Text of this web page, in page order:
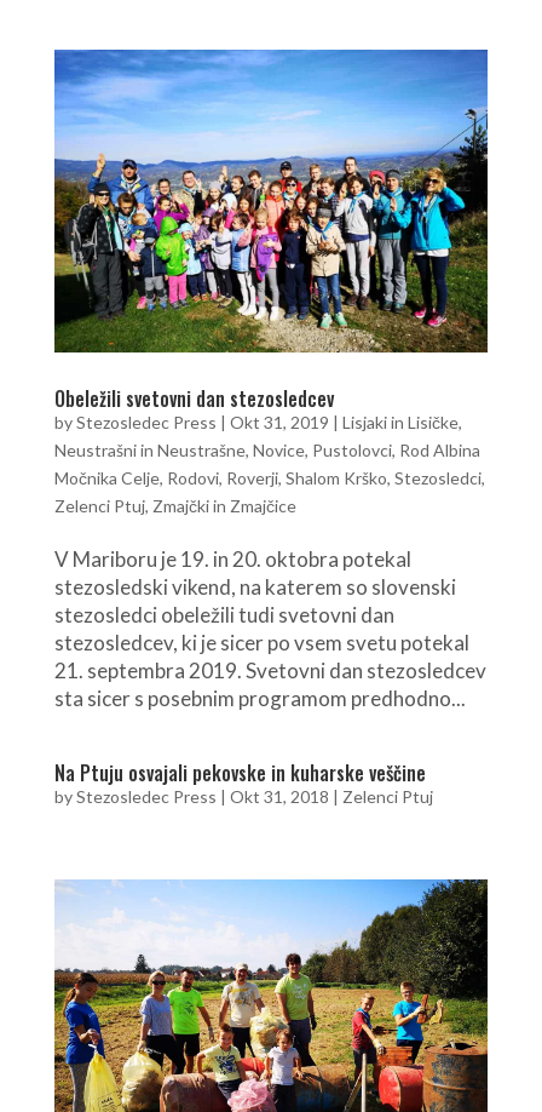
Obeležili svetovni dan stezosledcev
byStezosledec Press | Okt 31, 2019 | Lisjaki in Lisičke,
Neustrašni in Neustrašne, Novice, Pustolovci, Rod Albina
Močnika Celje, Rodovi, Roverji, Shalom Krško, Stezosledci,
Zelenci Ptuj, Zmajčki in Zmajčice
V Mariboru je 19. in 20. oktobra potekal
stezosledski vikend, na katerem so slovenski
stezosledci obeležili tudi svetovni dan
stezosledcev, ki je sicer po vsem svetu potekal
21. septembra 2019. Svetovni dan stezosledcev
sta sicer s posebnim programom predhodno...
Na Ptuju osvajali pekovske in kuharske veščine
byStezosledec Press | Okt 31, 2018 | Zelenci Ptuj